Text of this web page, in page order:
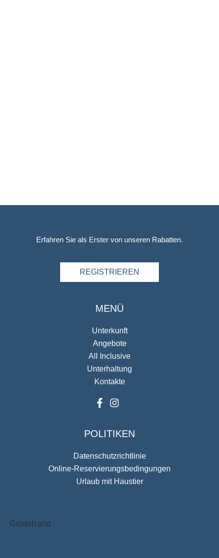
Erfahren Sie als Erster von unseren Rabatten.
REGISTRIEREN
MENÜ
Unterkunft
Angebote
All Inclusive
Unterhaltung
Kontakte
POLITIKEN
Datenschutzrichtlinie
Online-Reservierungsbedingungen
Urlaub mit Haustier
Goldstrand